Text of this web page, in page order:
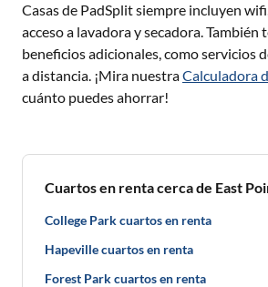
Casas de PadSplit siempre incluyen
acceso a lavadora y secadora. También
beneficios adicionales, como servicios
a distancia. ¡Mira nuestraCalculadora
cuánto puedes ahorrar!
Cuartos en renta cerca de East
College Park cuartos en renta
Hapeville cuartos en renta
Forest Park cuartos en renta